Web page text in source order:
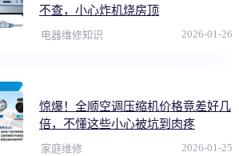
不查，小心炸机烧房顶
电器维修知识 2026-01-26
惊爆！全顺空调压缩机价格竟差好几
倍，不懂这些小心被坑到肉疼
家庭维修 2026-01-25